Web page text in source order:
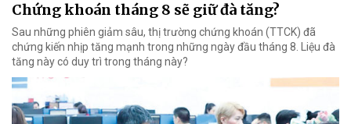
Chứng khoán tháng 8 sẽ giữ đà tăng?
Sau những phiên giảm sâu, thị trường chứng khoán (TTCK) đã
chứng kiến nhịp tăng mạnh trong những ngày đầu tháng 8. Liệu đà
tăng này có duy trì trong tháng này?